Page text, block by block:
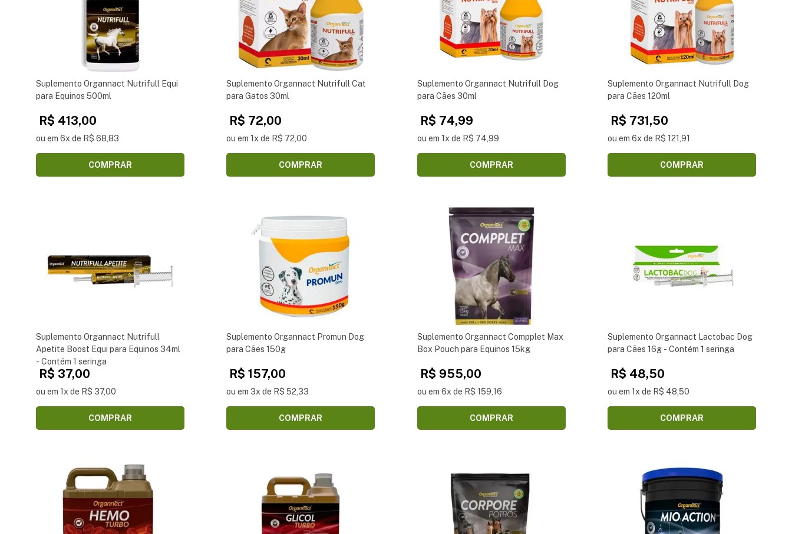
Suplemento Organnact Nutrifull Equi
para Equinos 500ml
R$ 413,00
ou em 6x de R$ 68,83
COMPRAR
Suplemento Organnact Nutrifull Cat
para Gatos 30ml
R$ 72,00
ou em 1x de R$ 72,00
COMPRAR
Suplemento Organnact Nutrifull Dog
para Cães 30ml
R$ 74,99
ou em 1x de R$ 74,99
COMPRAR
Suplemento Organnact Nutrifull Dog
para Cães 120ml
R$ 731,50
ou em 6x de R$ 121,91
COMPRAR
Suplemento Organnact Nutrifull
Apetite Boost Equi para Equinos 34ml
- Contém 1 seringa
R$ 37,00
ou em 1x de R$ 37,00
COMPRAR
Suplemento Organnact Promun Dog
para Cães 150g
R$ 157,00
ou em 3x de R$ 52,33
COMPRAR
Suplemento Organnact Compplet Max
Box Pouch para Equinos 15kg
R$ 955,00
ou em 6x de R$ 159,16
COMPRAR
Suplemento Organnact Lactobac Dog
para Cães 16g - Contém 1 seringa
R$ 48,50
ou em 1x de R$ 48,50
COMPRAR